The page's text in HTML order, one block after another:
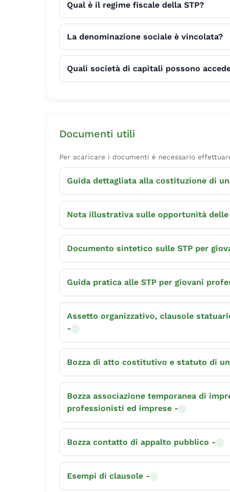
Qual è il regime fiscale della STP?
La denominazione sociale è vincolata?
Quali società di capitali possono
Documenti utili
Per scaricare i documenti è necessario
Guida dettagliata alla costituzione di
Nota illustrativa sulle opportunità delle
Documento sintetico sulle STP per
Guida pratica alle STP per giovani
Assetto organizzativo, clausole
-
Bozza di atto costitutivo e statuto di
Bozza associazione temporanea di
professionisti ed imprese -
Bozza contatto di appalto pubblico -
Esempi di clausole -